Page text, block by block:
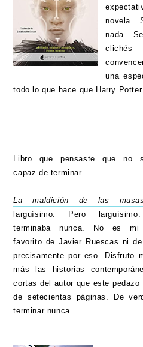
novela.
nada.
clichés
una
todo lo que hace que Harry
Libro que pensaste que no
capaz de terminar
La maldición de las musas
larguísimo. Pero
terminaba nunca. No es mi
favorito de Javier Ruescas ni
precisamente por eso. Disfruto
más las historias
cortas del autor que este pedazo
de setecientas páginas. De
terminar nunca.